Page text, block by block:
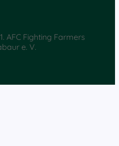
AFC Fighting Farmers
e. V.